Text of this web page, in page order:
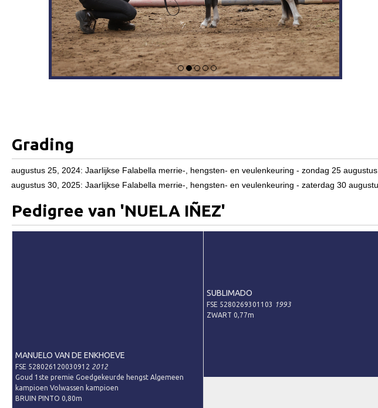
Geografisch gebied
Informatie
Paardenpaspoort aanvragen
Wat te doen bij verkoop van een Falabella
Animal Health Regulation
Tarievenlijst 2026
Onze fokkerij
EFS Hengstendatabase
EFS Database
Evenementen
Grading
augustus 25, 2024: Jaarlijkse Falabella merrie-, hengsten- en veulenkeuring - zondag 25
augustus 30, 2025: Jaarlijkse Falabella merrie-, hengsten- en veulenkeuring - zaterdag 30
Pedigree van 'NUELA IÑEZ'
MANUELO VAN DE ENKHOEVE
FSE 528026120030912 2012
Goud 1ste premie Goedgekeurde hengst Algemeen
kampioen Volwassen kampioen
BRUIN PINTO 0,80m
SUBLIMADO
FSE 5280269301103 1993
ZWART 0,77m